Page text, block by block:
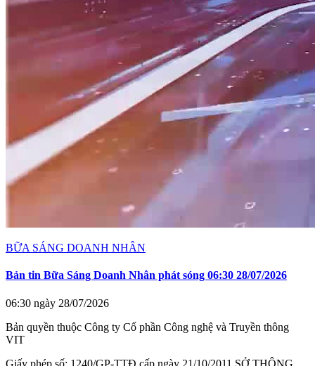
BỮA SÁNG DOANH NHÂN
Bản tin Bữa Sáng Doanh Nhân phát sóng 06:30 28/07/2026
06:30 ngày 28/07/2026
Bản quyền thuộc Công ty Cổ phần Công nghệ và Truyền thông
VIT
Giấy phép số: 1240/GP-TTĐ cấp ngày 21/10/2011 SỞ THÔNG